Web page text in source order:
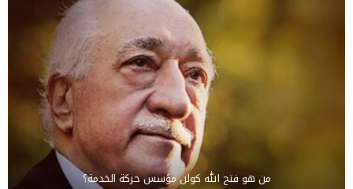
من هو فتح الله كولن مؤسس حركة الخدمة؟